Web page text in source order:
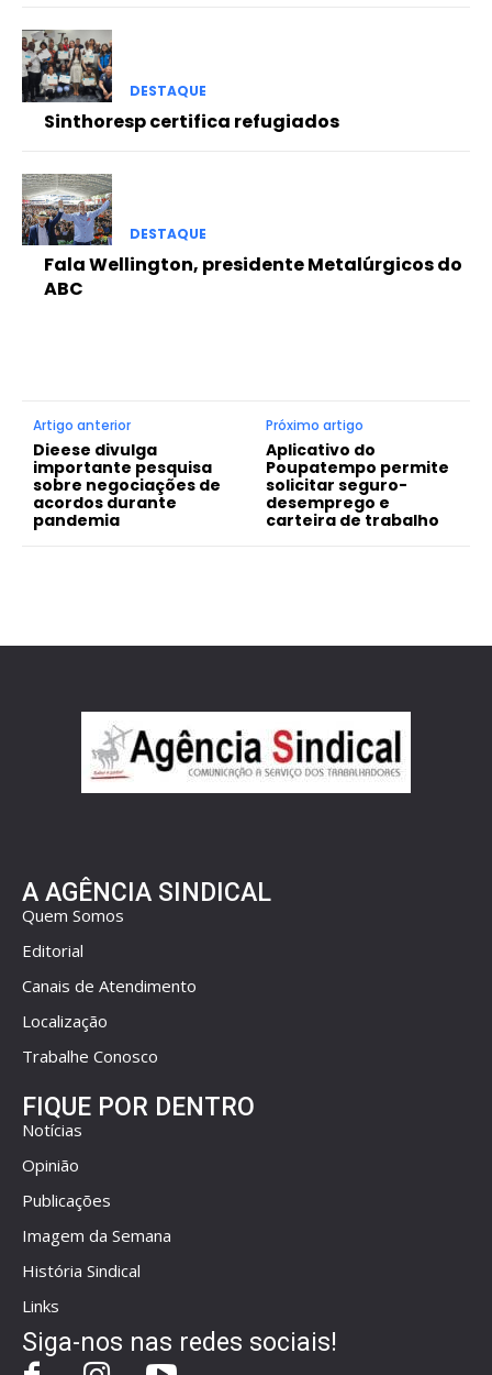
DESTAQUE
Sinthoresp certifica refugiados
DESTAQUE
Fala Wellington, presidente Metalúrgicos do
ABC
Artigo anterior
Dieese divulga
importante pesquisa
sobre negociações de
acordos durante
pandemia
Próximo artigo
Aplicativo do
Poupatempo permite
solicitar seguro-
desemprego e
carteira de trabalho
A AGÊNCIA SINDICAL
Quem Somos
Editorial
Canais de Atendimento
Localização
Trabalhe Conosco
FIQUE POR DENTRO
Notícias
Opinião
Publicações
Imagem da Semana
História Sindical
Links
Siga-nos nas redes sociais!